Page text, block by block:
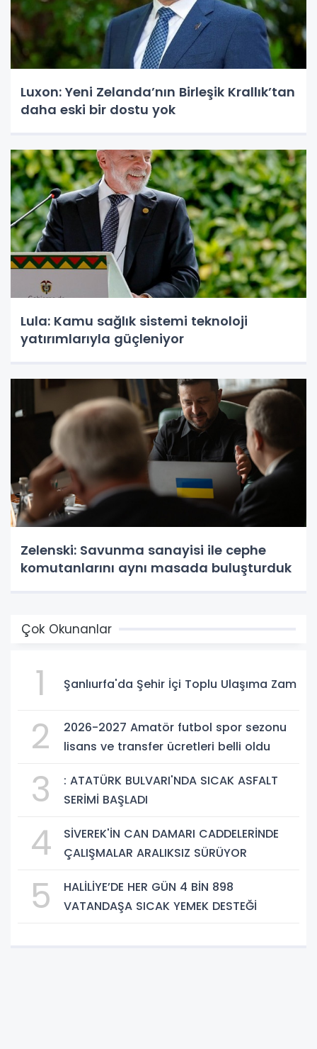
Luxon: Yeni Zelanda’nın Birleşik Krallık’tan
daha eski bir dostu yok
Lula: Kamu sağlık sistemi teknoloji
yatırımlarıyla güçleniyor
Zelenski: Savunma sanayisi ile cephe
komutanlarını aynı masada buluşturduk
Çok Okunanlar
1 Şanlıurfa'da Şehir İçi Toplu Ulaşıma Zam
2
2026-2027 Amatör futbol spor sezonu
lisans ve transfer ücretleri belli oldu
3
: ATATÜRK BULVARI'NDA SICAK ASFALT
SERİMİ BAŞLADI
4
SİVEREK'İN CAN DAMARI CADDELERİNDE
ÇALIŞMALAR ARALIKSIZ SÜRÜYOR
5
HALİLİYE’DE HER GÜN 4 BİN 898
VATANDAŞA SICAK YEMEK DESTEĞİ